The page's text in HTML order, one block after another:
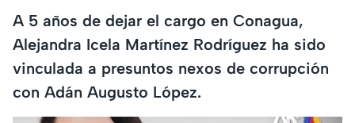
A 5 años de dejar el cargo en Conagua,
Alejandra Icela Martínez Rodríguez ha sido
vinculada a presuntos nexos de corrupción
con Adán Augusto López.